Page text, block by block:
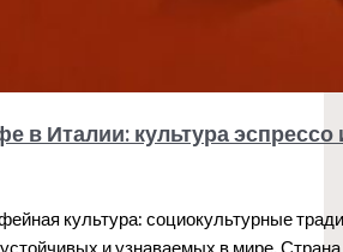
в Италии: культура эспрессо
культура: социокультурные
и узнаваемых в мире.